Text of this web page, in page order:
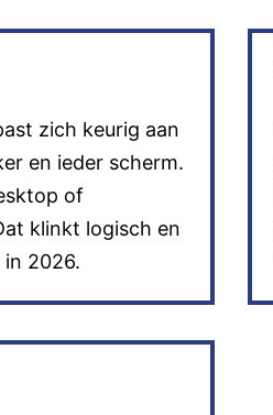
zich keurig aan
en ieder scherm.
of
klinkt logisch en
2026.